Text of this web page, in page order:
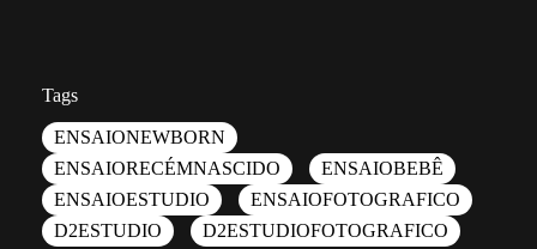
Tags
ENSAIONEWBORN
ENSAIORECÉMNASCIDO
ENSAIOBEBÊ
ENSAIOESTUDIO
ENSAIOFOTOGRAFICO
D2ESTUDIO
D2ESTUDIOFOTOGRAFICO